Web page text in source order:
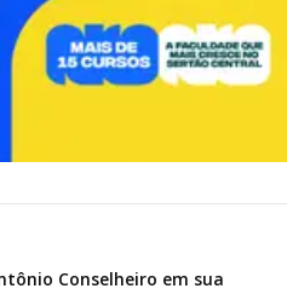
Conselheiro em sua